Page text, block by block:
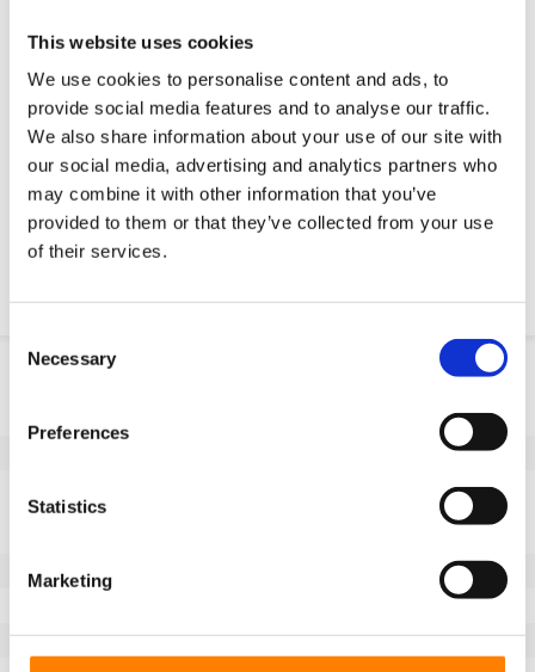
This website uses cookies
We use cookies to personalise content and ads, to
provide social media features and to analyse our traffic.
We also share information about your use of our site with
our social media, advertising and analytics partners who
may combine it with other information that you’ve
provided to them or that they’ve collected from your use
of their services.
Selection
Necessary
Preferences
Statistics
Marketing
Modele 3D CAD
Usługi inżynieryjne
Żądanie części OE
Informacje o produkcie
Bieżnik
Seria
FL